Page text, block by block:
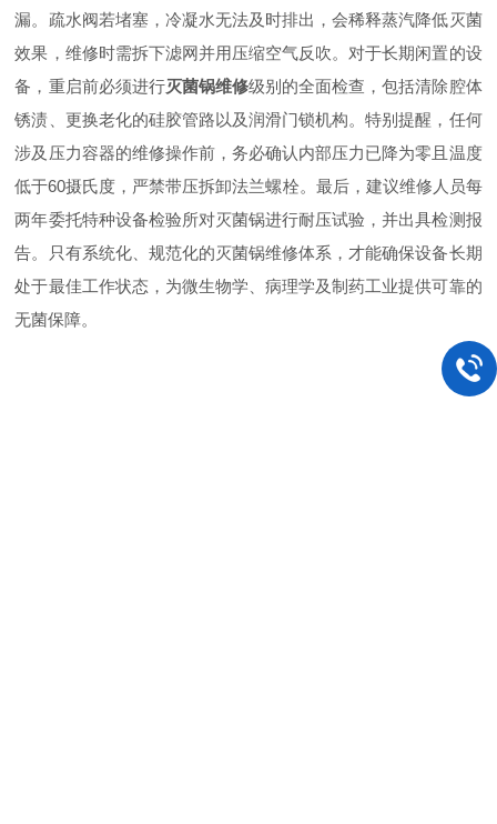
漏。疏水阀若堵塞，冷凝水无法及时排出，会稀释蒸汽降低灭菌
效果，维修时需拆下滤网并用压缩空气反吹。对于长期闲置的设
备，重启前必须进行灭菌锅维修级别的全面检查，包括清除腔体
锈渍、更换老化的硅胶管路以及润滑门锁机构。特别提醒，任何
涉及压力容器的维修操作前，务必确认内部压力已降为零且温度
低于60摄氏度，严禁带压拆卸法兰螺栓。最后，建议维修人员每
两年委托特种设备检验所对灭菌锅进行耐压试验，并出具检测报
告。只有系统化、规范化的灭菌锅维修体系，才能确保设备长期
处于最佳工作状态，为微生物学、病理学及制药工业提供可靠的
无菌保障。